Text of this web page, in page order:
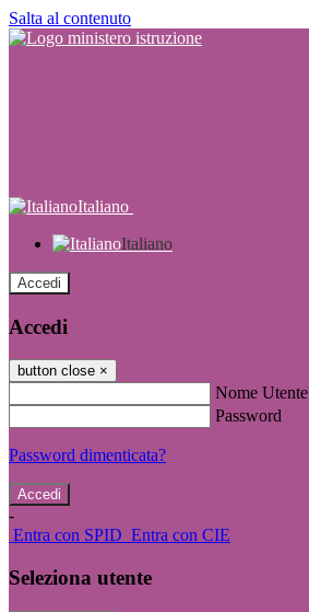
Salta al contenuto
Italiano
Italiano
Accedi
Accedi
button close ×
Nome Utente
Password
Password dimenticata?
-
Entra con SPID Entra con CIE
Seleziona utente